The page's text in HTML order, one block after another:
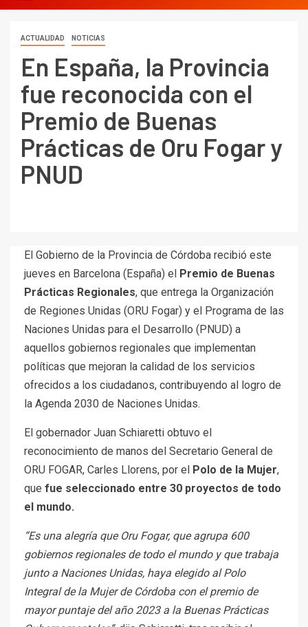
ACTUALIDAD NOTICIAS
En España, la Provincia
fue reconocida con el
Premio de Buenas
Prácticas de Oru Fogar y
PNUD
El Gobierno de la Provincia de Córdoba recibió este
jueves en Barcelona (España) el Premio de Buenas
Prácticas Regionales, que entrega la Organización
de Regiones Unidas (ORU Fogar) y el Programa de las
Naciones Unidas para el Desarrollo (PNUD) a
aquellos gobiernos regionales que implementan
políticas que mejoran la calidad de los servicios
ofrecidos a los ciudadanos, contribuyendo al logro de
la Agenda 2030 de Naciones Unidas.
El gobernador Juan Schiaretti obtuvo el
reconocimiento de manos del Secretario General de
ORU FOGAR, Carles Llorens, por el Polo de la Mujer,
que fue seleccionado entre 30 proyectos de todo
el mundo.
“Es una alegría que Oru Fogar, que agrupa 600
gobiernos regionales de todo el mundo y que trabaja
junto a Naciones Unidas, haya elegido al Polo
Integral de la Mujer de Córdoba con el premio de
mayor puntaje del año 2023 a la Buenas Prácticas